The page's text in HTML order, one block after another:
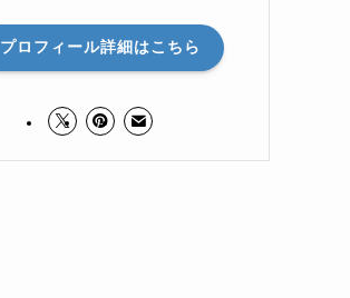
プロフィール詳細はこちら